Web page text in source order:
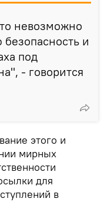
невозможно
и
под
- говорится
этого и
мирных
для
в